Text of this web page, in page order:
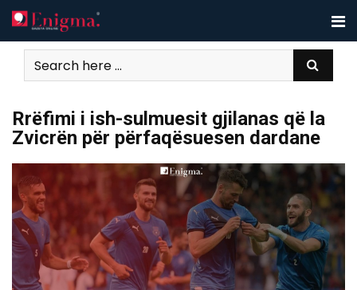
Skip
to
content
Rrëfimi i ish-sulmuesit gjilanas që la
Zvicrën për përfaqësuesen dardane